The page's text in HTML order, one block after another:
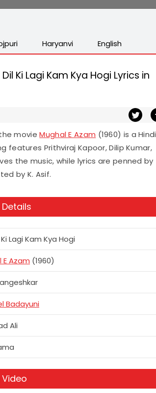
Haryanvi English
Ki Lagi Kam Kya Hogi Lyrics in
the movieMughal E Azam (1960) is a Hindi
features Prithviraj Kapoor, Dilip Kumar,
the music, while lyrics are penned by
by K. Asif.
Details
Lagi Kam Kya Hogi
E Azam (1960)
Badayuni
Ali
Video